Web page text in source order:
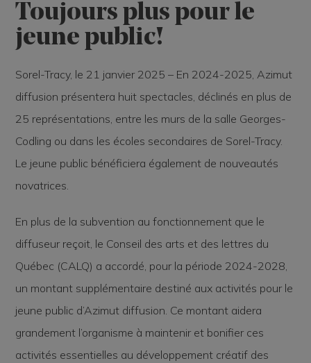
Toujours plus pour le
jeune public!
Sorel-Tracy, le 21 janvier 2025 – En 2024-2025, Azimut
diffusion présentera huit spectacles, déclinés en plus de
25 représentations, entre les murs de la salle Georges-
Codling ou dans les écoles secondaires de Sorel-Tracy.
Le jeune public bénéficiera également de nouveautés
novatrices.
En plus de la subvention au fonctionnement que le
diffuseur reçoit, le Conseil des arts et des lettres du
Québec (CALQ) a accordé, pour la période 2024-2028,
un montant supplémentaire destiné aux activités pour le
jeune public d’Azimut diffusion. Ce montant aidera
grandement l’organisme à maintenir et bonifier ces
activités essentielles au développement créatif des